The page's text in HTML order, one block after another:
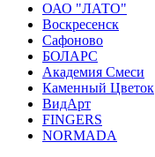
ОАО "ЛАТО"
Воскресенск
Сафоново
БОЛАРС
Академия Смеси
Каменный Цветок
ВидАрт
FINGERS
NORMADA